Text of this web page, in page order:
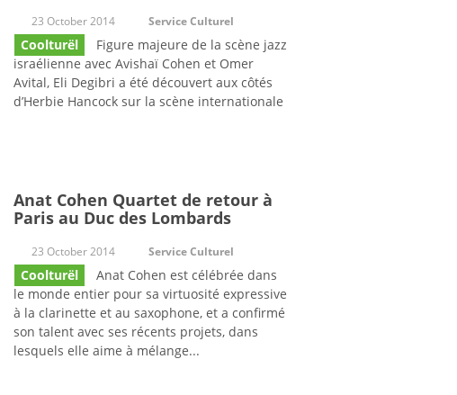
23 October 2014 Service Culturel
Coolturël
Figure majeure de la scène jazz
israélienne avec Avishaï Cohen et Omer
Avital, Eli Degibri a été découvert aux côtés
d’Herbie Hancock sur la scène internationale
Anat Cohen Quartet de retour à
Paris au Duc des Lombards
23 October 2014 Service Culturel
Coolturël
Anat Cohen est célébrée dans
le monde entier pour sa virtuosité expressive
à la clarinette et au saxophone, et a confirmé
son talent avec ses récents projets, dans
lesquels elle aime à mélange...